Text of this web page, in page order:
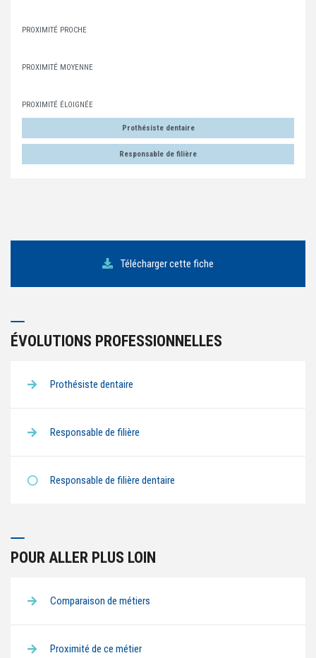
PROXIMITÉ PROCHE
PROXIMITÉ MOYENNE
PROXIMITÉ ÉLOIGNÉE
Prothésiste dentaire
Responsable de filière
Télécharger cette fiche
ÉVOLUTIONS PROFESSIONNELLES
Prothésiste dentaire
Responsable de filière
Responsable de filière dentaire
POUR ALLER PLUS LOIN
Comparaison de métiers
Proximité de ce métier